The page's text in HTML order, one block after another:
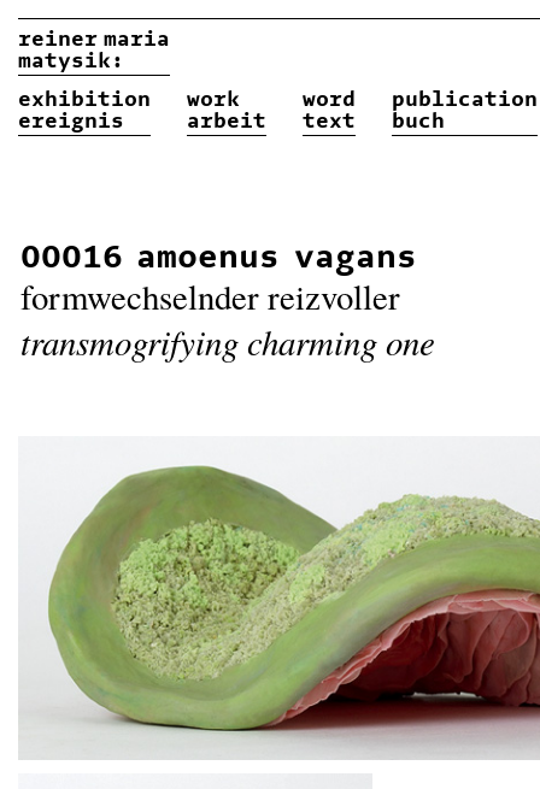
00016 amoenus vagans
formwechselnder reizvoller
transmogrifying charming one
reinermaria
matysik:
exhibition
ereignis
work
arbeit
word
text
publication
buch